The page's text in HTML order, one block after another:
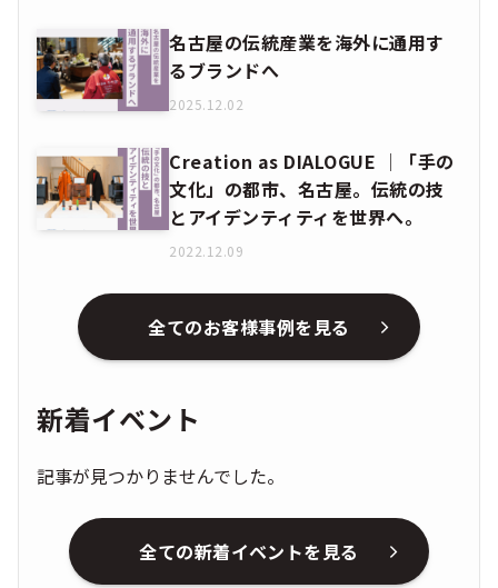
名古屋の伝統産業を海外に通用す
るブランドへ
2025.12.02
Creation as DIALOGUE │「手の
文化」の都市、名古屋。伝統の技
とアイデンティティを世界へ。
2022.12.09
全てのお客様事例を見る
新着イベント
記事が見つかりませんでした。
全ての新着イベントを見る